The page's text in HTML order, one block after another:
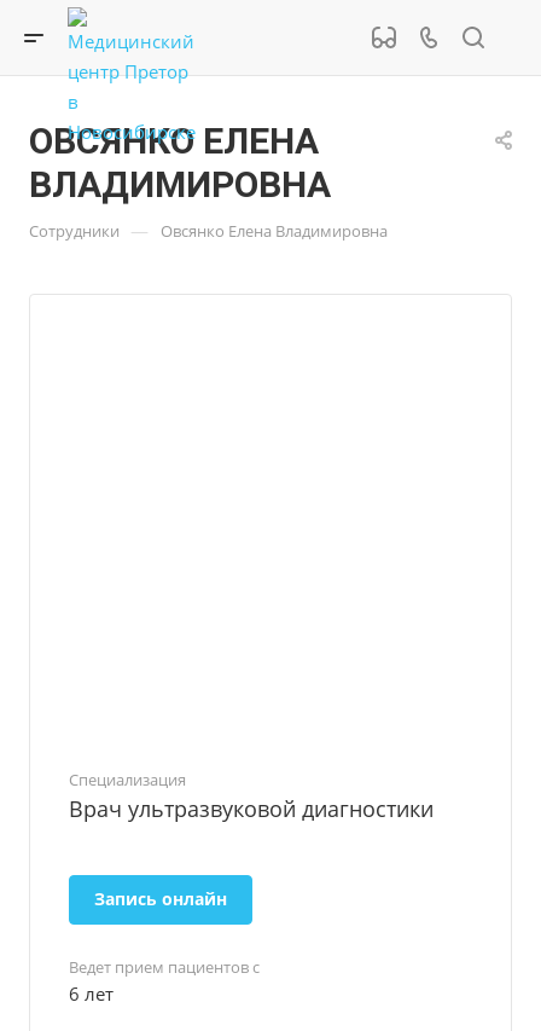
ОВСЯНКО ЕЛЕНА
ВЛАДИМИРОВНА
Сотрудники — Овсянко Елена Владимировна
Специализация
Врач ультразвуковой диагностики
Запись онлайн
Ведет прием пациентов с
6 лет